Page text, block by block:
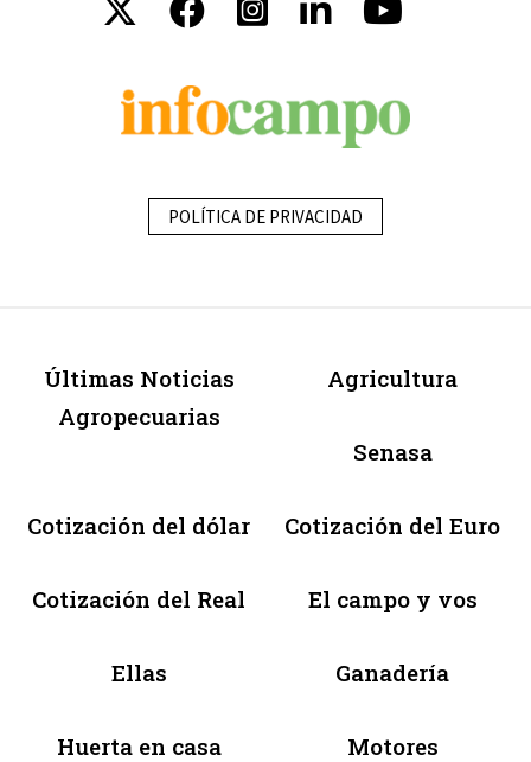
POLÍTICA DE PRIVACIDAD
Últimas Noticias
Agropecuarias
Agricultura
Senasa
Cotización del dólar Cotización del Euro
Cotización del Real El campo y vos
Ellas Ganadería
Huerta en casa Motores